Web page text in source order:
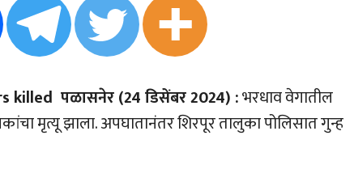
killed पळासनेर (24 डिसेंबर 2024) :भरधाव वेगातील
मृत्यू झाला. अपघातानंतर शिरपूर तालुका पोलिसात गुन्ह